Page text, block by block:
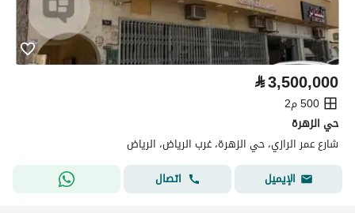
⃁3,500,000
500 م2
حي الزهرة
شارع عمر الرازي، حي الزهرة، غرب الرياض، الرياض
الإيميل
اتصال